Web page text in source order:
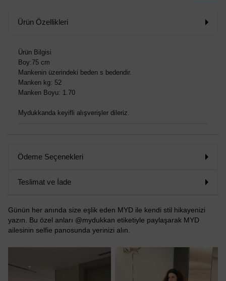
SİPARİŞ
Ürün Özellikleri
Ürün Bilgisi
Boy:75 cm
Mankenin üzerindeki beden s bedendir.
Manken kg: 52
Manken Boyu: 1.70
Mydukkanda keyifli alışverişler dileriz.
Ödeme Seçenekleri
Teslimat ve İade
Günün her anında size eşlik eden MYD ile kendi stil hikayenizi
yazın. Bu özel anları @mydukkan etiketiyle paylaşarak MYD
ailesinin selfie panosunda yerinizi alın.